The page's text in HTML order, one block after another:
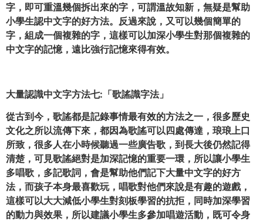
字，即可重溫幾個拆出來的字，可謂溫故知新，無疑是幫助
小學生認中文字的好方法。反過來說，又可以幾個簡單的
字，組成一個複雜的字，這樣可以加深小學生對那個複雜的
中文字的記憶，遠比強行記憶來得有效。
大量認識中文字方法七:「歌謠識字法」
從古到今，歌謠都是記錄事情最有效的方法之一，很多歷史
文化之所以流傳下來，都因為歌謠可以四處傳達，琅琅上口
所致，很多人在小時候聽過一些廣告歌，到長大後仍然記得
清楚，可見歌謠絕對是加深記憶的重要一環，所以讓小學生
多唱歌，多記歌詞，會是幫助他們記下大量中文字的好方
法，而孩子本身最喜歡玩，唱歌對他們來說是有趣的遊戲，
這樣可以大大減低小學生對刻板學習的抗拒，同時加深學習
的動力與效果，所以建議小學生多參加唱遊活動，既可令身